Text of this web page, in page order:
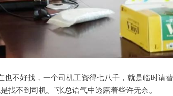
不好找，一个司机工资得七八千，就是临时请
不到司机。”张总语气中透露着些许无奈。